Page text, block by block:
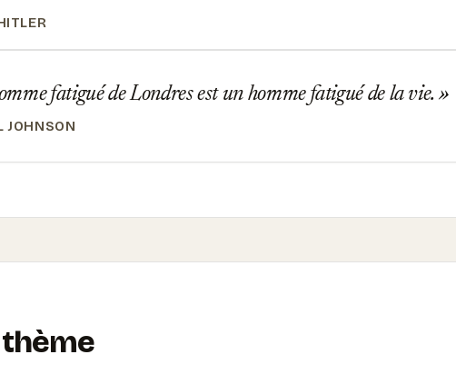
fatigué de Londres est un homme fatigué de la vie.
JOHNSON